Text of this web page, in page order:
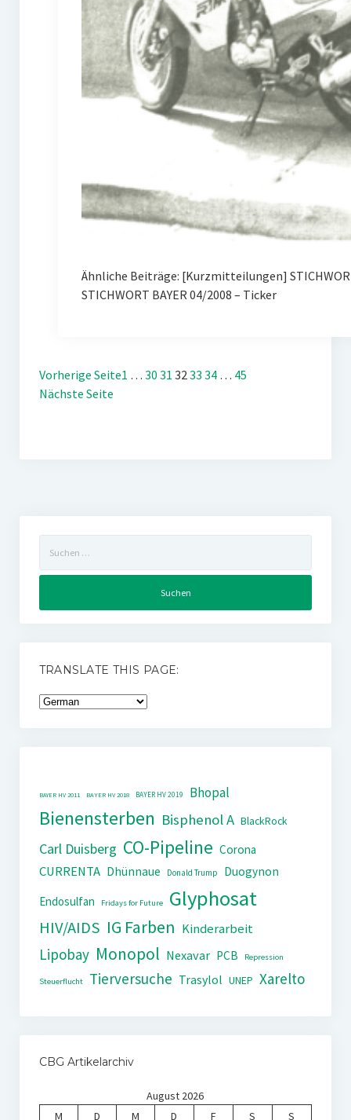
Ähnliche Beiträge: [Kurzmitteilungen]
STICHWORT BAYER 04/2008 – Ticker
Vorherige Seite1 … 30 31 32 33 34 … 45
Nächste Seite
nach:
TRANSLATE THIS PAGE:
BAYER HV 2011 BAYER HV 2018 BAYER HV 2019 Bhopal
Bienensterben Bisphenol A BlackRock
Carl Duisberg CO-Pipeline Corona
CURRENTA Dhünnaue Donald Trump
Duogynon
Endosulfan
Fridays for Future Glyphosat
HIV/AIDS IG Farben Kinderarbeit
Lipobay Monopol Nexavar PCB Repression
Steuerflucht Tierversuche Trasylol UNEP Xarelto
CBG Artikelarchiv
August 2026
M
D M D F S S